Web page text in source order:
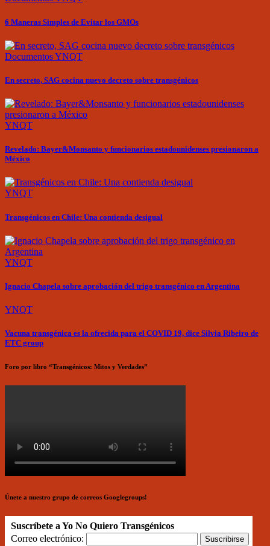
6 Maneras Simples de Evitar los GMOs
DocumentosYNQT
En secreto, SAG cocina nuevo decreto sobre transgénicos
YNQT
Revelado: Bayer&Monsanto y funcionarios estadounidenses presionaron a
México
YNQT
Transgénicos en Chile: Una contienda desigual
YNQT
Ignacio Chapela sobre aprobación del trigo transgénico en Argentina
YNQT
Vacuna transgénica es la ofrecida para el COVID 19, dice Silvia Ribeiro de
ETC group
Foro por libro “Transgénicos: Mitos y Verdades”
Únete a nuestro grupo de correos Googlegroups!
Suscríbete a Yo No Quiero Transgénicos
Correo electrónico: